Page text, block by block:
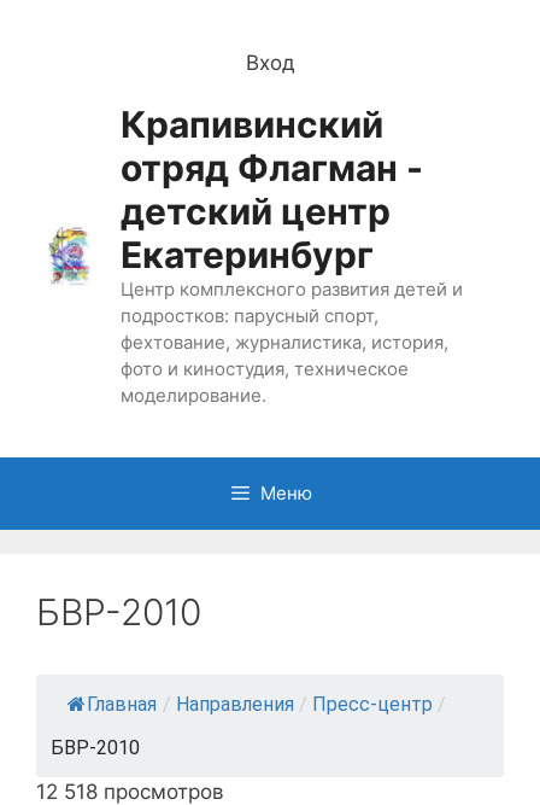
Вход
Крапивинский
отряд Флагман -
детский центр
Екатеринбург
Центр комплексного развития детей и
подростков: парусный спорт,
фехтование, журналистика, история,
фото и киностудия, техническое
моделирование.
Меню
БВР-2010
Главная / Направления / Пресс-центр /
БВР-2010
12 518 просмотров